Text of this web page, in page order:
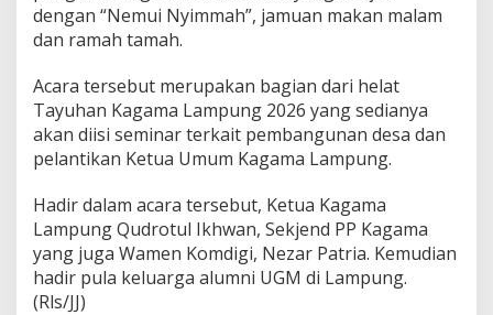
dengan “Nemui Nyimmah”, jamuan makan malam
dan ramah tamah.
Acara tersebut merupakan bagian dari helat
Tayuhan Kagama Lampung 2026 yang sedianya
akan diisi seminar terkait pembangunan desa dan
pelantikan Ketua Umum Kagama Lampung.
Hadir dalam acara tersebut, Ketua Kagama
Lampung Qudrotul Ikhwan, Sekjend PP Kagama
yang juga Wamen Komdigi, Nezar Patria. Kemudian
hadir pula keluarga alumni UGM di Lampung.
(Rls/JJ)